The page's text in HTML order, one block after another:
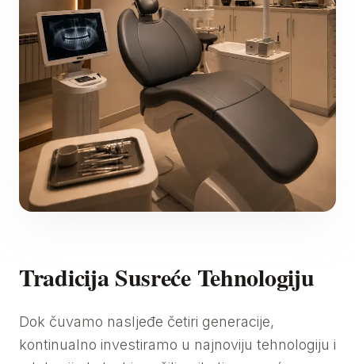
Tradicija Susreće Tehnologiju
Dok čuvamo nasljeđe četiri generacije,
kontinualno investiramo u najnoviju tehnologiju i